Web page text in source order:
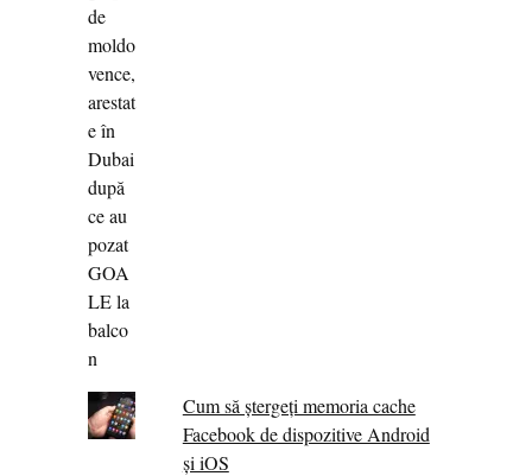
Cum să ștergeți memoria cache
Facebook de dispozitive Android
și iOS